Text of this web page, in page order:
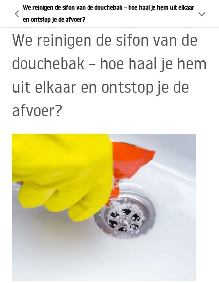
We reinigen de sifon van de douchebak – hoe haal je hem uit elkaar
en ontstop je de afvoer?
We reinigen de sifon van de
douchebak – hoe haal je hem
uit elkaar en ontstop je de
afvoer?